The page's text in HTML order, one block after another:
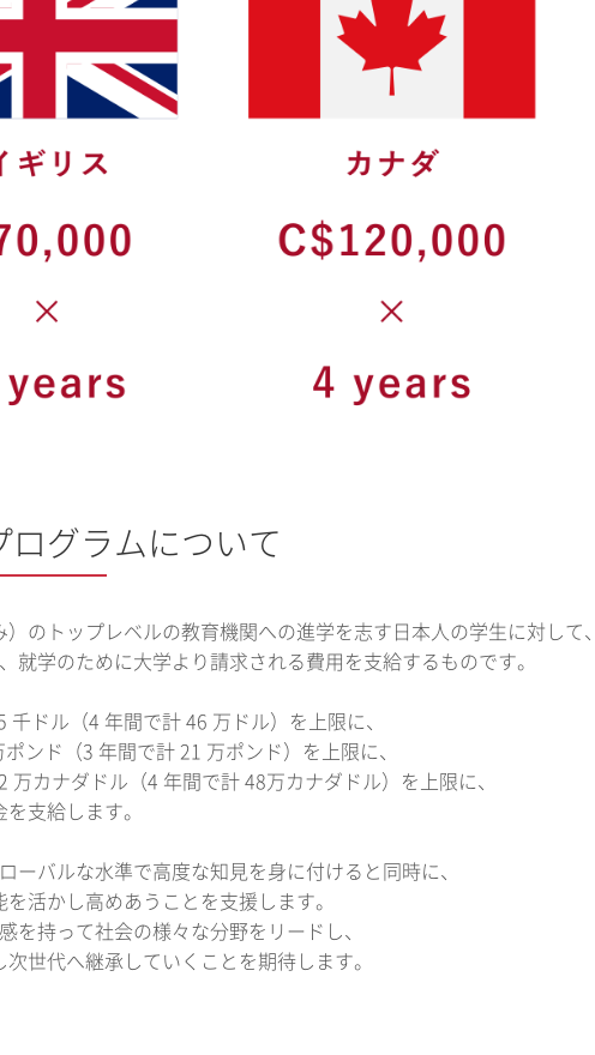
ログラムについて
のトップレベルの教育機関への進学を志す日本人の学生に対して、
就学のために大学より請求される費用を支給するものです。
ドル（4 年間で計 46 万ドル）を上限に、
ンド（3 年間で計 21 万ポンド）を上限に、
カナダドル（4 年間で計 48万カナダドル）を上限に、
を支給します。
ーバルな水準で高度な知見を身に付けると同時に、
活かし高めあうことを支援します。
を持って社会の様々な分野をリードし、
世代へ継承していくことを期待します。